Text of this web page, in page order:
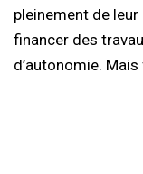
pleinement de
financer des
d’autonomie.